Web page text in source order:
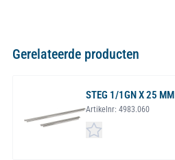
Gerelateerde producten
STEG 1/1GN X 25 MM
Artikelnr: 4983.060